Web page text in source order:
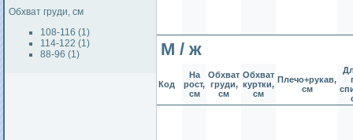
Обхват груди, см
108-116 (1)
114-122 (1)
88-96 (1)
М / ж
Код
На
рост,
см
Обхват
груди,
см
Обхват
куртки,
см
Плечо+рукав,
см